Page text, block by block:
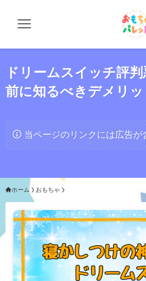
ドリームスイッチ評
前に知るべきデメリ
当ページのリンクには広告が
ホーム おもちゃ